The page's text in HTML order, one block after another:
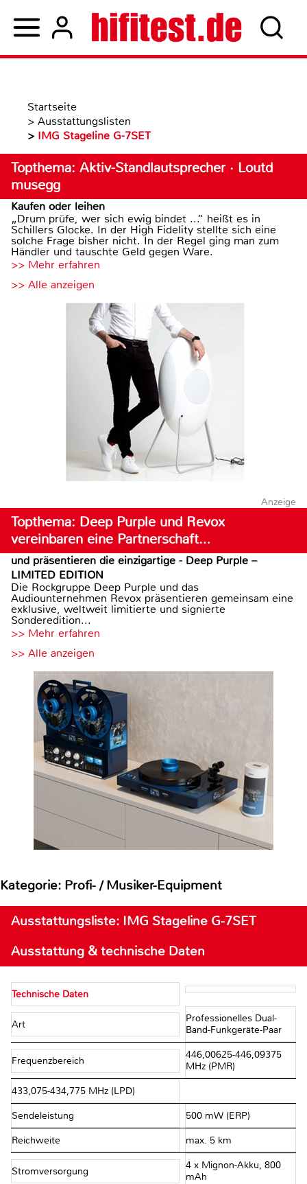
Startseite
> Ausstattungslisten
> IMG Stageline G-7SET
Topthema: Aktiv-Standlautsprecher · Loutd
musegg
Kaufen oder leihen
„Drum prüfe, wer sich ewig bindet ...“ heißt es in
Schillers Glocke. In der High Fidelity stellte sich eine
solche Frage bisher nicht. In der Regel ging man zum
Händler und tauschte Geld gegen Ware.
>> Mehr erfahren
>> Alle anzeigen
Anzeige
Topthema: Deep Purple und Revox
vereinbaren eine Partnerschaft…
und präsentieren die einzigartige - Deep Purple –
LIMITED EDITION
Die Rockgruppe Deep Purple und das
Audiounternehmen Revox präsentieren gemeinsam eine
exklusive, weltweit limitierte und signierte
Sonderedition...
>> Mehr erfahren
>> Alle anzeigen
Kategorie: Profi- / Musiker-Equipment
Ausstattungsliste: IMG Stageline G-7SET
Ausstattung & technische Daten
Technische Daten
Art
Professionelles Dual-
Band-Funkgeräte-Paar
Frequenzbereich
446,00625-446,09375
MHz (PMR)
433,075-434,775 MHz (LPD)
Sendeleistung 500 mW (ERP)
Reichweite max. 5 km
Stromversorgung
4 x Mignon-Akku, 800
mAh